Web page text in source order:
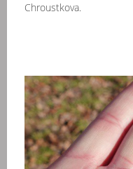
Chroustkova.